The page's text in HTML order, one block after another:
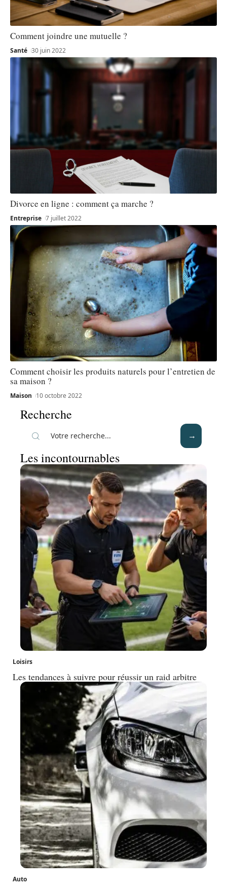
Comment joindre une mutuelle ?
Santé 30 juin 2022
Divorce en ligne : comment ça marche ?
Entreprise 7 juillet 2022
Comment choisir les produits naturels pour l’entretien de
sa maison ?
Maison 10 octobre 2022
Recherche
Les incontournables
Loisirs
Les tendances à suivre pour réussir un raid arbitre
Auto